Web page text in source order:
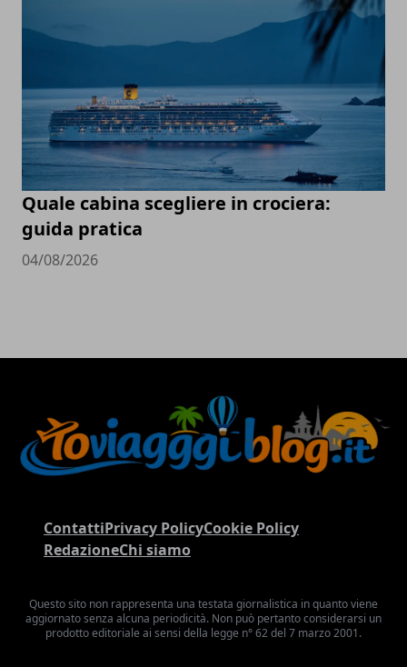
Quale cabina scegliere in crociera:
guida pratica
04/08/2026
ContattiPrivacy PolicyCookie Policy
RedazioneChi siamo
Questo sito non rappresenta una testata giornalistica in quanto viene
aggiornato senza alcuna periodicità. Non può pertanto considerarsi un
prodotto editoriale ai sensi della legge n° 62 del 7 marzo 2001.